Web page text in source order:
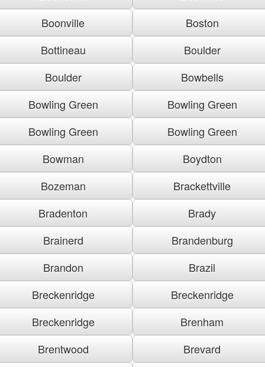
Boonville
Boston
Bottineau
Boulder
Boulder
Bowbells
Bowling Green
Bowling Green
Bowling Green
Bowling Green
Bowman
Boydton
Bozeman
Brackettville
Bradenton
Brady
Brainerd
Brandenburg
Brandon
Brazil
Breckenridge
Breckenridge
Breckenridge
Brenham
Brentwood
Brevard